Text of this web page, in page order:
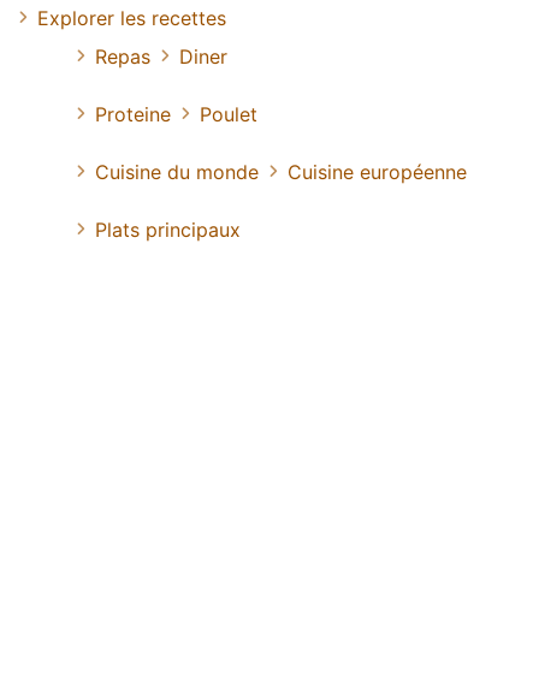
Explorer les recettes
Repas
Diner
Proteine Poulet
Cuisine du monde Cuisine européenne
Plats principaux